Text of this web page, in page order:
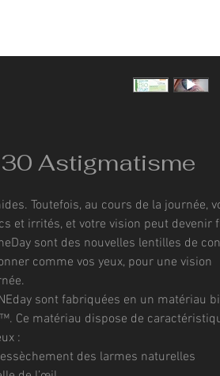
Astigmatisme
Toutefois, au cours de la journée,
et irrités, et votre vision peut devenir
sont des nouvelles lentilles de
comme vos yeux, pour une vision
sont fabriquées en un matériau
Ce matériau dispose de
:
des larmes naturelles